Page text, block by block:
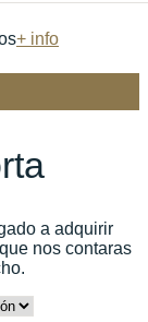
+ info
a adquirir
nos contaras